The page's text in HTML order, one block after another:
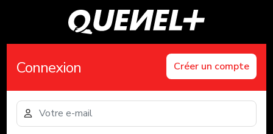
Connexion Créer un compte